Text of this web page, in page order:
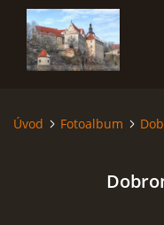
ÚVOD
Úvod Fotoalbum